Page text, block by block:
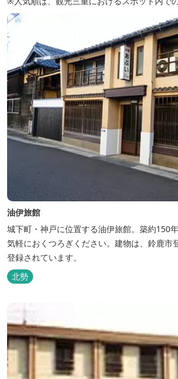
油伊旅館
城下町・神戸に位置する油伊旅館。築約150
気軽におくつろぎください。建物は、鈴鹿市
登録されています。
北勢